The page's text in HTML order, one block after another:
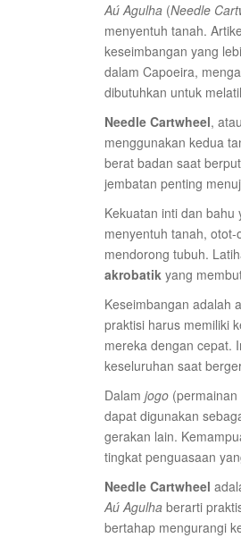
Aú Agulha (Needle
menyentuh tanah.
keseimbangan yang
dalam Capoeira,
dibutuhkan untuk
Needle Cartwheel,
menggunakan kedua
berat badan saat
jembatan penting
Kekuatan inti dan
menyentuh tanah,
mendorong tubuh.
akrobatik yang
Keseimbangan adalah
praktisi harus memiliki
mereka dengan cepat.
keseluruhan saat
Dalam jogo
dapat digunakan
gerakan lain.
tingkat penguasaan
Needle Cartwheel
Aú Agulha berarti
bertahap mengurangi